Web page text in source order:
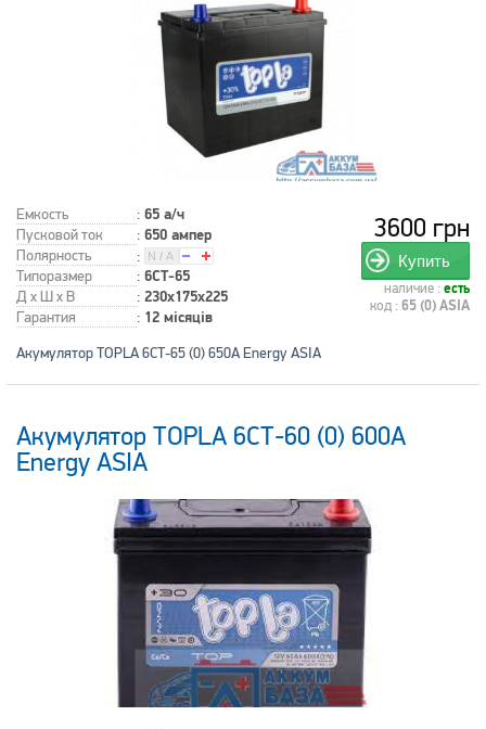
Емкость : 65 а/ч
Пусковой ток : 650 ампер
Полярность
:
Типоразмер
: 6СТ-65
Д x Ш x В : 230x175x225
Гарантия : 12 місяців
3600 грн
Купить
наличие : есть
код : 65 (0) ASIA
Акумулятор TOPLA 6СТ-65 (0) 650А Energy ASIA
Акумулятор TOPLA 6СТ-60 (0) 600А
Energy ASIA